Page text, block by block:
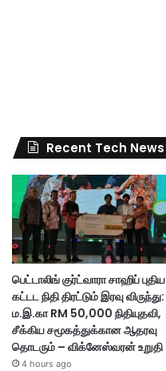
Recent Tech News
பெட்டாலிங் குர்ட்வாரா சாஹிப் புதிய
கட்டட நிதி திரட்டும் இரவு விருந்து:
ம.இ.கா RM 50,000 நிதியுதவி,
சீக்கிய சமூகத்துக்கான ஆதரவு
தொடரும் – விக்னேஸ்வரன் உறுதி
4 hours ago